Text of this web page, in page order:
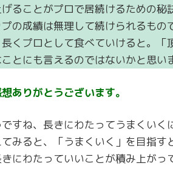
ることがプロで居続けるための秘
プの成績は無理して続けられるも
くプロとして食べていけると。
とにも言えるのではないかと思い
ありがとうございます。
すね、長きにわたってうまくいく
みると、「うまくいく」を目指
にわたっていいことが積み上がっ